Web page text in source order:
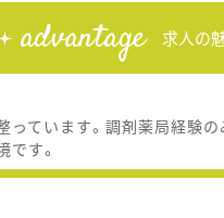
advantage 求人の
っています。調剤薬局経験
です。